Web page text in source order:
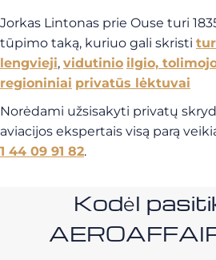
Jorkas Lintonas prie Ouse turi
tūpimo taką, kuriuo gali skristi
lengvieji, vidutinio ilgio,
regioniniai privatūs lėktuvai
Norėdami užsisakyti privatų
aviacijos ekspertais visą parą
1 44 09 91 82.
Kodėl